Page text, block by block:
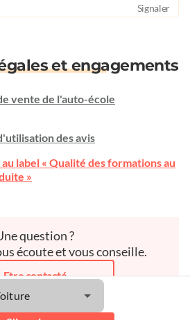
Signaler
et engagements
vente de l'auto-école
des avis
label « Qualité des formations au
»
question ?
écoute et vous conseille.
Etre contacté